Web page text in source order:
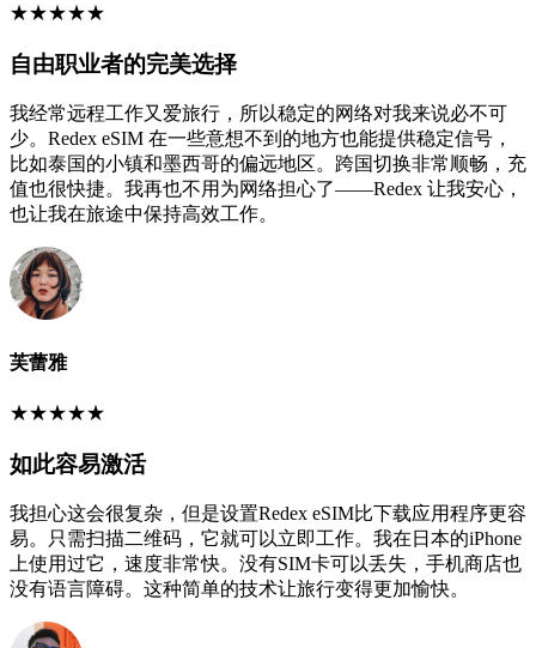
★★★★★
自由职业者的完美选择
我经常远程工作又爱旅行，所以稳定的网络对我来说必不可
少。Redex eSIM 在一些意想不到的地方也能提供稳定信号，
比如泰国的小镇和墨西哥的偏远地区。跨国切换非常顺畅，充
值也很快捷。我再也不用为网络担心了——Redex 让我安心，
也让我在旅途中保持高效工作。
芙蕾雅
★★★★★
如此容易激活
我担心这会很复杂，但是设置Redex eSIM比下载应用程序更容
易。只需扫描二维码，它就可以立即工作。我在日本的iPhone
上使用过它，速度非常快。没有SIM卡可以丢失，手机商店也
没有语言障碍。这种简单的技术让旅行变得更加愉快。